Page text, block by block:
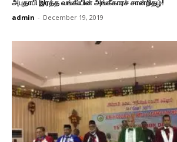
அபுதாபி இரத்த வங்கியின் அங்கீகாரச் சான்றிதழ்!
admin - December 19, 2019